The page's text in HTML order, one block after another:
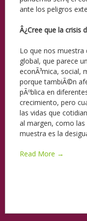
ante los peligros
Â¿Cree que la crisis
Lo que nos muestra
global, que parece
econÃ³mica, social,
porque tambiÃ©n
pÃºblica en
crecimiento, pero
las vidas que
al margen, como las
muestra es la
Read More →